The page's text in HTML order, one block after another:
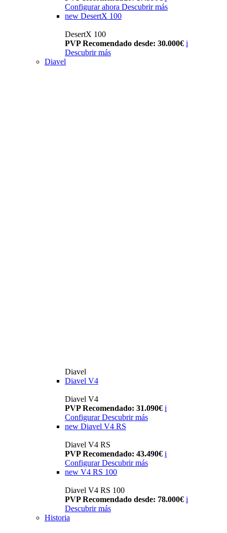
Configurar ahora Descubrir más
new DesertX 100
DesertX 100
PVP Recomendado desde: 30.000€ i
Descubrir más
Diavel
Diavel
Diavel V4
Diavel V4
PVP Recomendado: 31.090€ i
Configurar Descubrir más
new Diavel V4 RS
Diavel V4 RS
PVP Recomendado: 43.490€ i
Configurar Descubrir más
new V4 RS 100
Diavel V4 RS 100
PVP Recomendado desde: 78.000€ i
Descubrir más
Historia